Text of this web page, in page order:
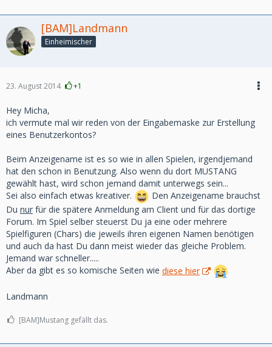
[BAM]Landmann
Einheimischer
23. August 2014 +1
Hey Micha,
ich vermute mal wir reden von der Eingabemaske zur Erstellung
eines Benutzerkontos?
Beim Anzeigename ist es so wie in allen Spielen, irgendjemand
hat den schon in Benutzung. Also wenn du dort MUSTANG
gewählt hast, wird schon jemand damit unterwegs sein...
Sei also einfach etwas kreativer.
Den Anzeigename brauchst
Du nur für die spätere Anmeldung am Client und für das dortige
Forum. Im Spiel selber steuerst Du ja eine oder mehrere
Spielfiguren (Chars) die jeweils ihren eigenen Namen benötigen
und auch da hast Du dann meist wieder das gleiche Problem.
Jemand war schneller.....
Aber da gibt es so komische Seiten wie diese hier
Landmann
[BAM]Mustang gefällt das.